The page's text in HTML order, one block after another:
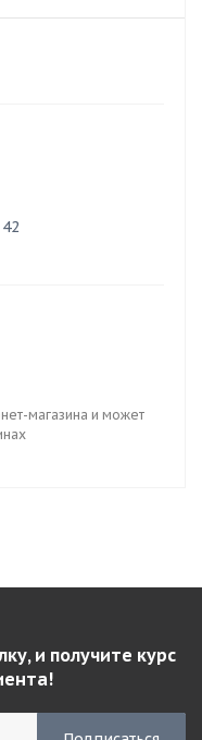
магазина и может
и получите курс